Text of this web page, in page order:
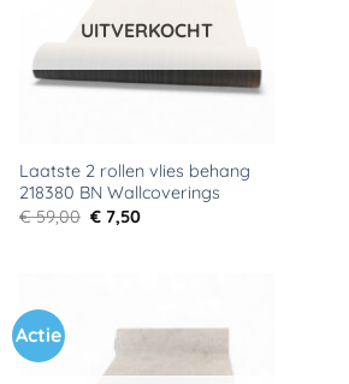
UITVERKOCHT
Laatste 2 rollen vlies behang
218380 BN Wallcoverings
€59,00 Oorspronkelijke
prijs
€ 7,50Huidige
Actie
verlanglijst